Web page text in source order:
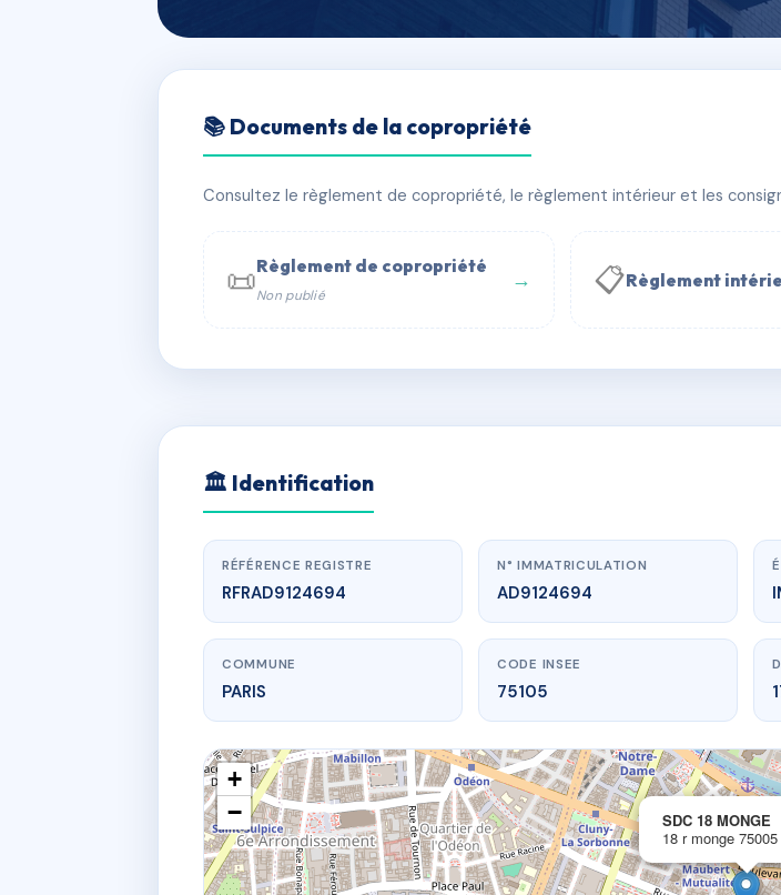
SDC 18 MONGE
📍 18 r monge 75005 PARIS
📞 Contacter Syndic Digital 💬 WhatsApp
📚 Documents de la copropriété
Consultez le règlement de copropriété, le règlement intérieur et les
📜Règlement de copropriété
Non publié
→ 📋Règlement
AD9124694 🇫🇷
www.vme.plus/AD9124694
SDC 18 MONGE
18 r monge75005 PARIS
🏛 Identification
RÉFÉRENCE REGISTRE
RFRAD9124694
N° IMMATRICULATION
AD9124694
COMMUNE
PARIS
CODE INSEE
75105
SDC 18 MONGE
18 r monge
+
−